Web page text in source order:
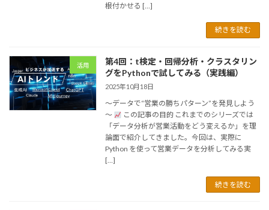
根付かせる […]
続きを読む
活用
第4回：t検定・回帰分析・クラスタリン
グをPythonで試してみる（実践編）
2025年10月18日
～データで“営業の勝ちパターン”を発見しよう
～
この記事の目的 これまでのシリーズでは
「データ分析が営業活動をどう変えるか」を理
論面で紹介してきました。今回は、実際に
Python を使って営業データを分析してみる実
[…]
続きを読む